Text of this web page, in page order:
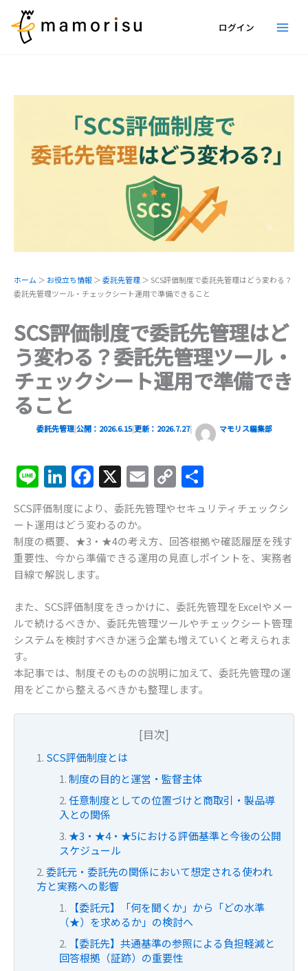
ログイン
ホーム ＞ お役立ち情報＞委託先管理＞ SCS評価制度で委託先管理はどう変わる？
委託先管理ツール・チェックシート運用で準備できること
SCS評価制度で委託先管理はど
う変わる？委託先管理ツール・
チェックシート運用で準備でき
ること
委託先管理|公開：2026.6.15|更新： 2026.7.27| マモリス編集部
Li
n
e
Li
n
k
e
dI
n
F
a
c
e
b
o
o
k
X E
m
ai
l
C
o
p
y
Li
k
有
SCS評価制度により、委託先管理やセキュリティチェックシ
ート運用はどう変わるのか。
制度の概要、★3・★4の考え方、回答根拠や確認履歴を残す
重要性、今から準備できる運用の見直しポイントを、実務者
目線で解説します。
また、SCS評価制度をきっかけに、委託先管理をExcelやメー
ルで続けるべきか、委託先管理ツールやチェックシート管理
システムを検討すべきか迷う企業も増えていくと考えられま
す。
本記事では、制度そのものの説明に加えて、委託先管理の運
用をどこから整えるべきかも整理します。
[目次]
SCS評価制度とは
制度の目的と運営・監督主体
任意制度としての位置づけと商取引・製品導
入との関係
★3・★4・★5における評価基準と今後の公開
スケジュール
委託元・委託先の関係において想定される使われ
方と実務への影響
【委託元】「何を聞くか」から「どの水準
（★）を求めるか」の検討へ
【委託先】共通基準の参照による負担軽減と
回答根拠（証跡）の重要性